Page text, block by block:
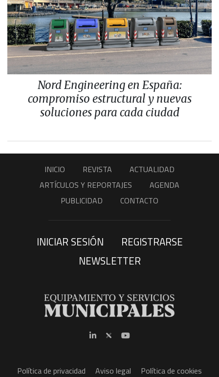
Nord Engineering en España:
compromiso estructural y nuevas
soluciones para cada ciudad
INICIO REVISTA
ACTUALIDAD
ARTÍCULOS Y REPORTAJES
AGENDA
PUBLICIDAD
CONTACTO
INICIAR SESIÓN
REGISTRARSE
NEWSLETTER
Política de privacidad Aviso legal
Política de cookies